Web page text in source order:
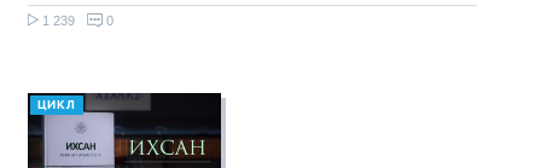
1 239 0
ЦИКЛ